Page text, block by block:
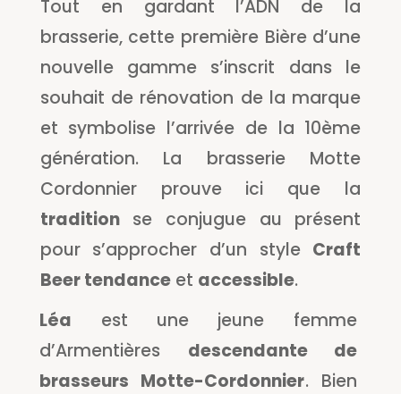
Tout en gardant l’ADN de la
brasserie, cette première Bière d’une
nouvelle gamme s’inscrit dans le
souhait de rénovation de la marque
et symbolise l’arrivée de la 10ème
génération. La brasserie Motte
Cordonnier prouve ici que la
traditionse conjugue au présent
pour s’approcher d’un style Craft
Beer tendanceet accessible.
Léa est une jeune femme
d’Armentières descendante de
brasseurs Motte-Cordonnier. Bien